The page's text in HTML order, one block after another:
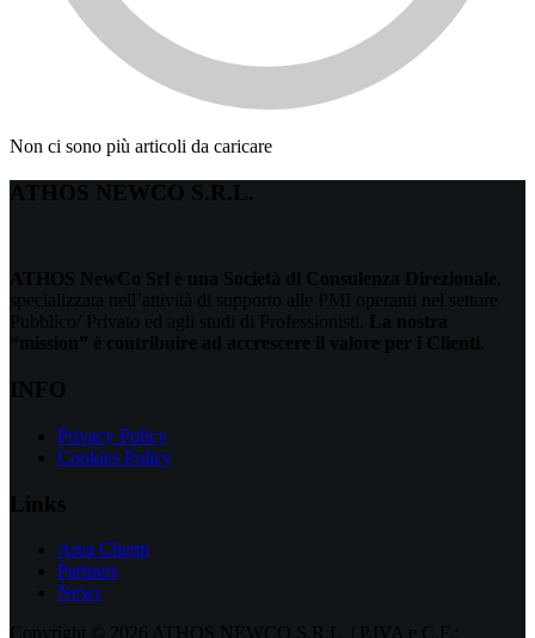
Non ci sono più articoli da caricare
ATHOS NEWCO S.R.L.
ATHOS NewCo Srl è una Società di Consulenza Direzionale
specializzata nell’attività di supporto alle PMI operanti nel settore
Pubblico/ Privato ed agli studi di Professionisti.
La nostra
“mission” è contribuire ad accrescere il valore per i Clienti
INFO
Privacy Policy
Cookies Policy
Links
Area Clienti
Partners
News
Copyright © 2026 ATHOS NEWCO S.R.L. | P.IVA e C.F.: